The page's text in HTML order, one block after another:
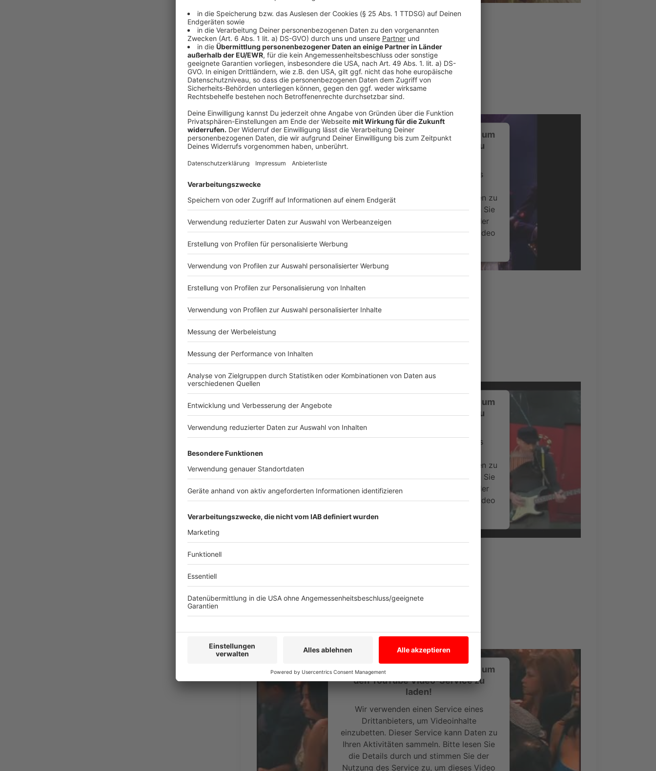
powered byUsercentrics Consent Management
Platform
David Guetta - Lovers On The Sun (Official Video) ft Sam Martin
Anzeige
Platz 7: Hubert Kah – Sternenhimmel
Anzeige
Wir benötigen Ihre Zustimmung, um
den YouTube Video-Service zu
Wir verwenden einen Service eines
einzubetten. Dieser Service kann Daten zu
Ihren Aktivitäten sammeln. Bitte lesen Sie
die Details durch und stimmen Sie der
Nutzung des Service zu, um dieses Video
Mehr Informationen
powered by
Hubert Kah - Sternenhimmel
Platz 6: Coldplay - A Sky Full Of Stars
Anzeige
Wir benötigen Ihre Zustimmung, um
den YouTube Video-Service zu
Wir verwenden einen Service eines
einzubetten. Dieser Service kann Daten zu
Ihren Aktivitäten sammeln. Bitte lesen Sie
die Details durch und stimmen Sie der
Nutzung des Service zu, um dieses Video
Wir benötigen Ihre Zustimmung, um
den YouTube Video-Service zu
laden!
Wir verwenden einen Service eines
Drittanbieters, um Videoinhalte
einzubetten. Dieser Service kann Daten zu
Ihren Aktivitäten sammeln. Bitte lesen Sie
die Details durch und stimmen Sie der
Nutzung des Service zu, um dieses Video